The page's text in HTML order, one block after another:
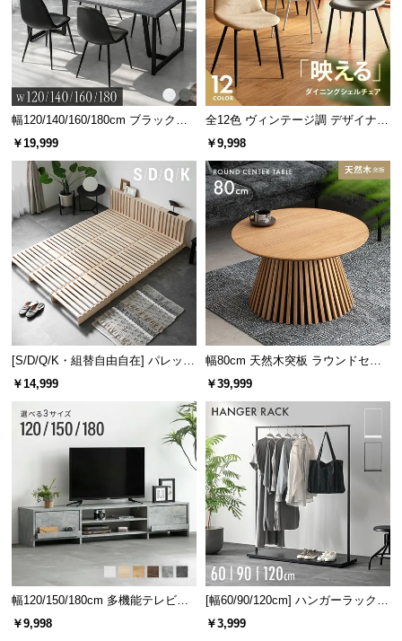
幅120/140/160/180cm ブラックフ
レーム ダイニング 大理石調 4人掛
￥19,999
全12色 ヴィンテージ調 デザイナー
ズシェルチェア
￥9,998
[S/D/Q/K・組替自由自在] パレット
ベッド 8/12/16枚セット
￥14,999
幅80cm 天然木突板 ラウンドセン
ターテーブル 美しい格子デザイン
￥39,999
幅120/150/180cm 多機能テレビボ
ード 木目/石目調 オープン収納・
￥9,998
[幅60/90/120cm] ハンガーラック
スチール 4段階高さ調節 サイドフ
￥3,999